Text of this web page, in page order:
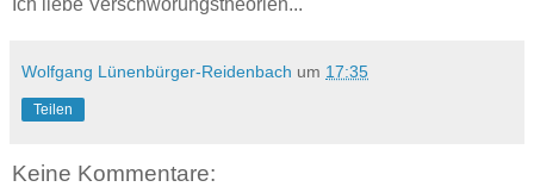
Wolfgang Lünenbürger-Reidenbach um 17:35
Teilen
Keine Kommentare: